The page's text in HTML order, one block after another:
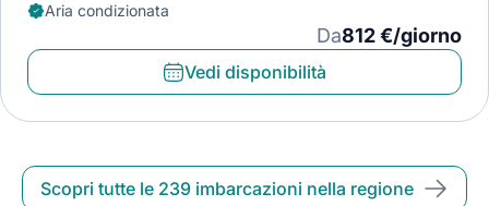
Aria condizionata
Da812 €/giorno
Vedi disponibilità
Scopri tutte le 239 imbarcazioni nella regione